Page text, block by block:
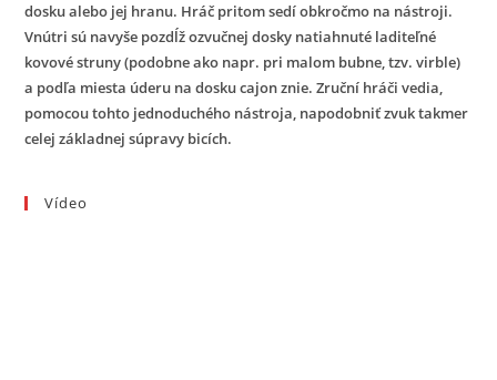
dosku alebo jej hranu. Hráč pritom sedí obkročmo na nástroji.
Vnútri sú navyše pozdĺž ozvučnej dosky natiahnuté laditeľné
kovové struny (podobne ako napr. pri malom bubne, tzv. virble)
a podľa miesta úderu na dosku cajon znie. Zruční hráči vedia,
pomocou tohto jednoduchého nástroja, napodobniť zvuk takmer
celej základnej súpravy bicích.
Vídeo